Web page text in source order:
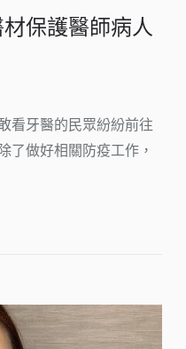
保護醫師病人
看牙醫的民眾紛紛前往
了做好相關防疫工作，